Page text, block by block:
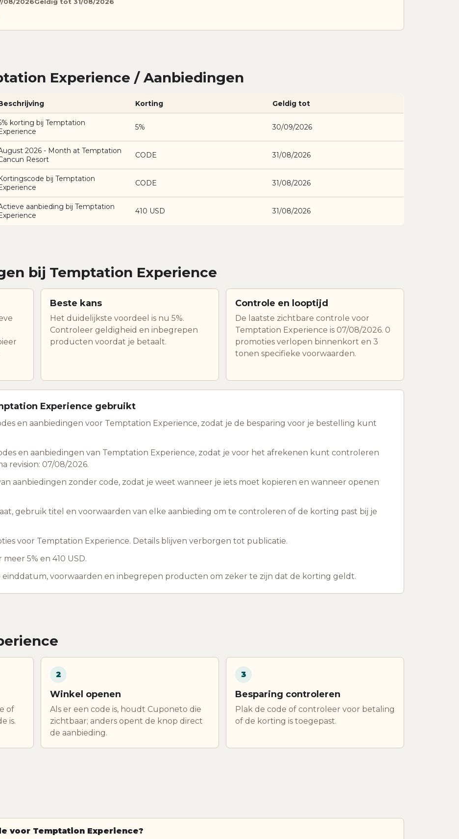
Experience / Aanbiedingen
Korting Geldig tot
korting bij Temptation
5% 30/09/2026
2026 - Month at Temptation
Resort
CODE 31/08/2026
bij Temptation
CODE 31/08/2026
aanbieding bij Temptation
410 USD 31/08/2026
bij Temptation Experience
Beste kans
Het duidelijkste voordeel is nu 5%.
Controleer geldigheid en inbegrepen
producten voordat je betaalt.
Controle en looptijd
De laatste zichtbare controle voor
Temptation Experience is 07/08/2026. 0
promoties verlopen binnenkort en 3
tonen specifieke voorwaarden.
Experience gebruikt
en aanbiedingen voor Temptation Experience, zodat je de besparing voor je bestelling kunt
en aanbiedingen van Temptation Experience, zodat je voor het afrekenen kunt controleren
revision: 07/08/2026.
aanbiedingen zonder code, zodat je weet wanneer je iets moet kopieren en wanneer openen
gebruik titel en voorwaarden van elke aanbieding om te controleren of de korting past bij je
voor Temptation Experience. Details blijven verborgen tot publicatie.
5% en 410 USD.
voorwaarden en inbegrepen producten om zeker te zijn dat de korting geldt.
of
is.
2
Winkel openen
Als er een code is, houdt Cuponeto die
zichtbaar; anders opent de knop direct
de aanbieding.
3
Besparing controleren
Plak de code of controleer voor betaling
of de korting is toegepast.
voor Temptation Experience?